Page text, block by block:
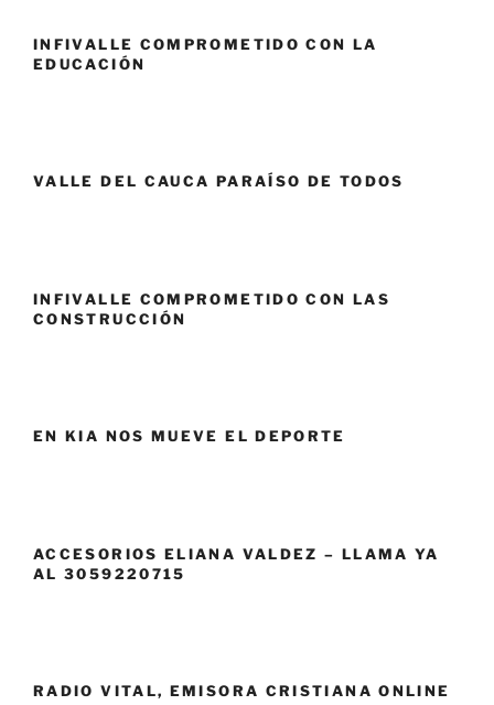
INFIVALLE COMPROMETIDO CON LA
EDUCACIÓN
VALLE DEL CAUCA PARAÍSO DE TODOS
INFIVALLE COMPROMETIDO CON LAS
CONSTRUCCIÓN
EN KIA NOS MUEVE EL DEPORTE
ACCESORIOS ELIANA VALDEZ – LLAMA YA
AL 3059220715
RADIO VITAL, EMISORA CRISTIANA ONLINE